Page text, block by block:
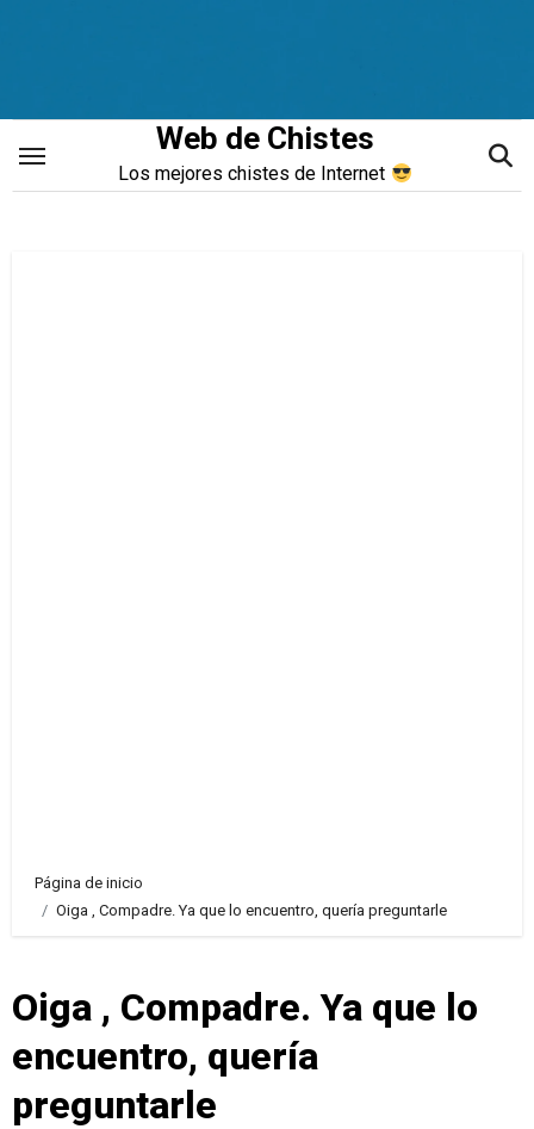
Web de Chistes
Los mejores chistes de Internet
Página de inicio
Oiga , Compadre. Ya que lo encuentro, quería preguntarle
Oiga , Compadre. Ya que lo
encuentro, quería
preguntarle